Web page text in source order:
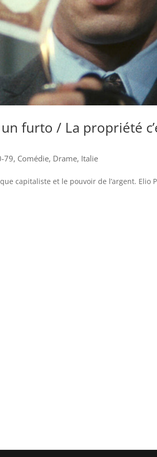
furto / La propriété
79, Comédie, Drame, Italie
capitaliste et le pouvoir de l’argent. Elio